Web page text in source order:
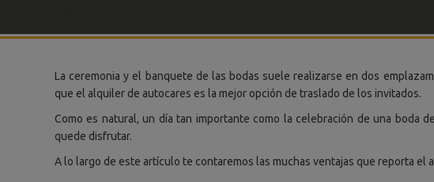
La ceremonia y el banquete de las bodas suele realizarse en dos
que el alquiler de autocares es la mejor opción de traslado de los invitados.
Como es natural, un día tan importante como la celebración de una boda
quede disfrutar.
A lo largo de este artículo te contaremos las muchas ventajas que reporta el